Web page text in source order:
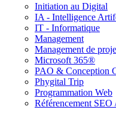
Initiation au Digital
IA - Intelligence
IT - Informatique
Management
Management de
Microsoft 365®
PAO & Conception
Phygital Trip
Programmation Web
Référencement SEO